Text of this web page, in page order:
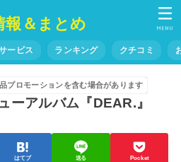
報＆まとめ
ービス ランキング クチコミ
MENU
プロモーションを含む場合があります
アルバム『DEAR.』
はてブ 送る Pocket